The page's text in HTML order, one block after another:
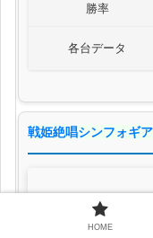
勝率
各台データ
戦姫絶唱シンフォギ
HOME